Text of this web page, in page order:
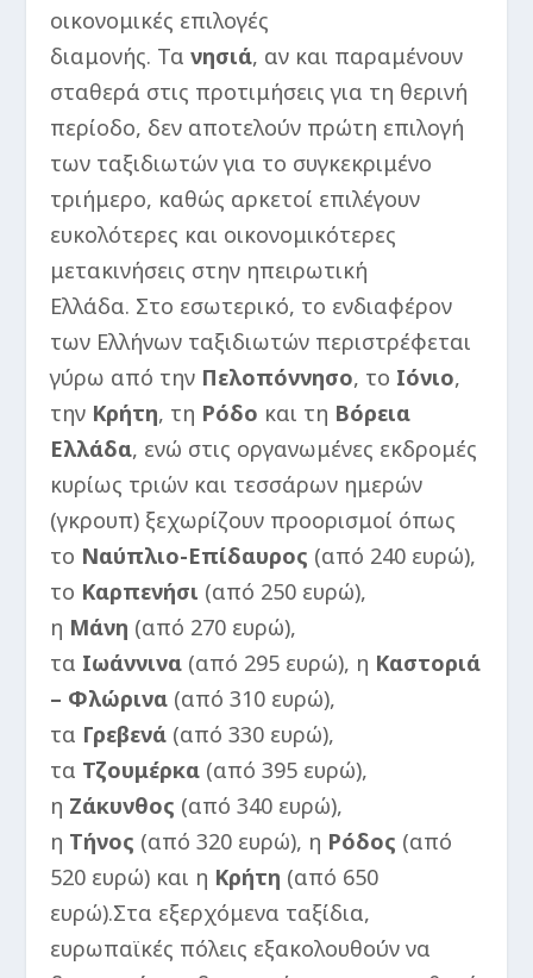
οικονομικές επιλογές
διαμονής. Τανησιά, αν και παραμένουν
σταθερά στις προτιμήσεις για τη θερινή
περίοδο, δεν αποτελούν πρώτη επιλογή
των ταξιδιωτών για το συγκεκριμένο
τριήμερο, καθώς αρκετοί επιλέγουν
ευκολότερες και οικονομικότερες
μετακινήσεις στην ηπειρωτική
Ελλάδα. Στο εσωτερικό, το ενδιαφέρον
των Ελλήνων ταξιδιωτών περιστρέφεται
γύρω από την Πελοπόννησο, το Ιόνιο,
την Κρήτη, τη Ρόδο και τη Βόρεια
Ελλάδα, ενώ στις οργανωμένες εκδρομές
κυρίως τριών και τεσσάρων ημερών
(γκρουπ) ξεχωρίζουν προορισμοί όπως
το Ναύπλιο-Επίδαυρος (από 240 ευρώ),
το Καρπενήσι (από 250 ευρώ),
η Μάνη (από 270 ευρώ),
τα Ιωάννινα (από 295 ευρώ), η Καστοριά
– Φλώρινα (από 310 ευρώ),
τα Γρεβενά (από 330 ευρώ),
τα Τζουμέρκα (από 395 ευρώ),
η Ζάκυνθος (από 340 ευρώ),
η Τήνος (από 320 ευρώ), η Ρόδος (από
520 ευρώ) και η Κρήτη (από 650
ευρώ).Στα εξερχόμενα ταξίδια,
ευρωπαϊκές πόλεις εξακολουθούν να